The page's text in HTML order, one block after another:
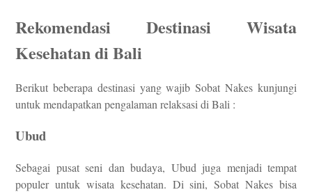
Rekomendasi Destinasi Wisata
Kesehatan di Bali
Berikut beberapa destinasi yang wajib Sobat Nakes kunjungi
untuk mendapatkan pengalaman relaksasi di Bali :
Ubud
Sebagai pusat seni dan budaya, Ubud juga menjadi tempat
populer untuk wisata kesehatan. Di sini, Sobat Nakes bisa